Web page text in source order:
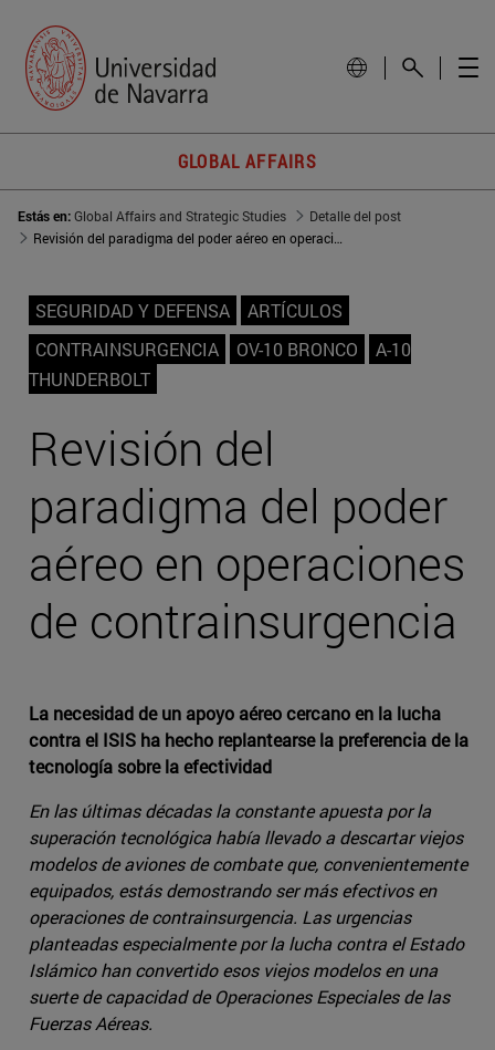
GLOBAL AFFAIRS
Estás en:Global Affairs and Strategic Studies
Detalle del post
Revisión del paradigma del poder aéreo en operaciones de contrainsurgencia
SEGURIDAD Y DEFENSA
ARTÍCULOS
CONTRAINSURGENCIA
OV-10 BRONCO
A-10
THUNDERBOLT
Revisión del
paradigma del poder
aéreo en operaciones
de contrainsurgencia
La necesidad de un apoyo aéreo cercano en la lucha
contra el ISIS ha hecho replantearse la preferencia de la
tecnología sobre la efectividad
En las últimas décadas la constante apuesta por la
superación tecnológica había llevado a descartar viejos
modelos de aviones de combate que, convenientemente
equipados, estás demostrando ser más efectivos en
operaciones de contrainsurgencia. Las urgencias
planteadas especialmente por la lucha contra el Estado
Islámico han convertido esos viejos modelos en una
suerte de capacidad de Operaciones Especiales de las
Fuerzas Aéreas.